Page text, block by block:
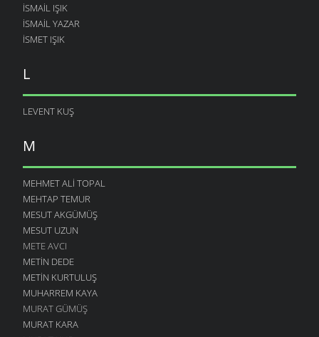
İSMAIL IŞIK
ISMAIL YAZAR
ISMET IŞIK
L
LEVENT KUŞ
M
MEHMET ALI TOPAL
MEHTAP TEMUR
MESUT AKGÜMÜŞ
MESUT UZUN
METE AVCI
METIN DEDE
METIN KURTULUŞ
MUHARREM KAYA
MURAT GÜMÜŞ
MURAT KARA